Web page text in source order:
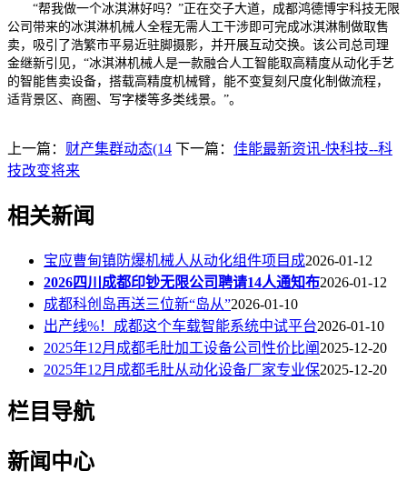
“帮我做一个冰淇淋好吗？”正在交子大道，成都鸿德博宇科技无限
公司带来的冰淇淋机械人全程无需人工干涉即可完成冰淇淋制做取售
卖，吸引了浩繁市平易近驻脚摄影，并开展互动交换。该公司总司理
金继新引见，“冰淇淋机械人是一款融合人工智能取高精度从动化手艺
的智能售卖设备，搭载高精度机械臂，能不变复刻尺度化制做流程，
适背景区、商圈、写字楼等多类线景。”。
上一篇： 财产集群动态(14 下一篇： 佳能最新资讯-快科技--科
技改变将来
相关新闻
宝应曹甸镇防爆机械人从动化组件项目成2026-01-12
2026四川成都印钞无限公司聘请14人通知布2026-01-12
成都科创岛再送三位新“岛从”2026-01-10
出产线%！成都这个车载智能系统中试平台2026-01-10
2025年12月成都毛肚加工设备公司性价比阐 2025-12-20
2025年12月成都毛肚从动化设备厂家专业保2025-12-20
栏目导航
新闻中心